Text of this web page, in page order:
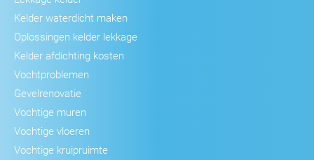
Kelder waterdicht maken
Oplossingen kelder lekkage
Kelder afdichting kosten
Vochtproblemen
Gevelrenovatie
Vochtige muren
Vochtige vloeren
Vochtige kruipruimte